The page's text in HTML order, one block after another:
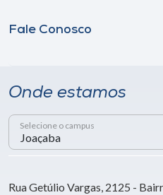
Fale Conosco
Onde estamos
Selecione o campus
Rua Getúlio Vargas, 2125 -